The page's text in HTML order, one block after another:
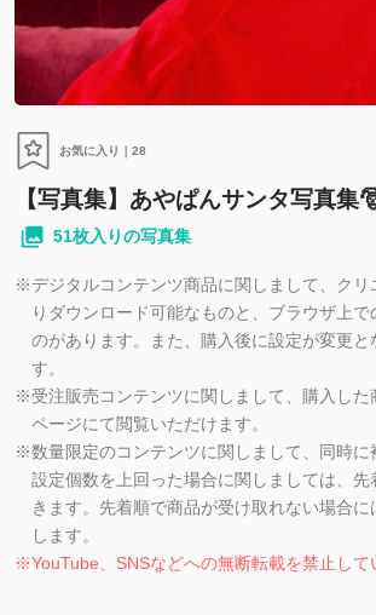
お気に入り｜ 28
【写真集】あやぱんサンタ写真集
51枚入りの写真集
※デジタルコンテンツ商品に関しまして、クリ
りダウンロード可能なものと、ブラウザ上で
のがあります。また、購入後に設定が変更と
す。
※受注販売コンテンツに関しまして、購入した
ページにて閲覧いただけます。
※数量限定のコンテンツに関しまして、同時に
設定個数を上回った場合に関しましては、
きます。先着順で商品が受け取れない場合に
します。
※YouTube、SNSなどへの無断転載を禁止して